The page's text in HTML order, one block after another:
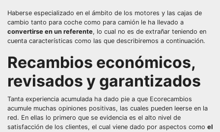
Haberse especializado en el ámbito de los motores y las cajas de
cambio tanto para coche como para camión le ha llevado a
convertirse en un referente, lo cual no es de extrañar teniendo en
cuenta características como las que describiremos a continuación.
Recambios económicos,
revisados y garantizados
Tanta experiencia acumulada ha dado pie a que Ecorecambios
acumule muchas opiniones positivas, las cuales pueden leerse en la
red. En ellas lo primero que se evidencia es el alto nivel de
satisfacción de los clientes, el cual viene dado por aspectos como el